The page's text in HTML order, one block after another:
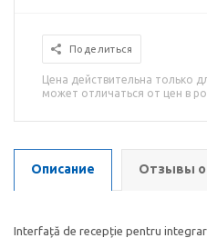
Поделиться
Цена действительна только
может отличаться от цен в
Описание Отзывы о
Interfață de recepție pentru